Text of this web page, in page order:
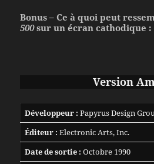
Bonus – Ce à quoi peut
500sur un écran cathodique :
Version
Développeur : Papyrus Design
Éditeur : Electronic Arts, Inc.
Date de sortie : Octobre 1990